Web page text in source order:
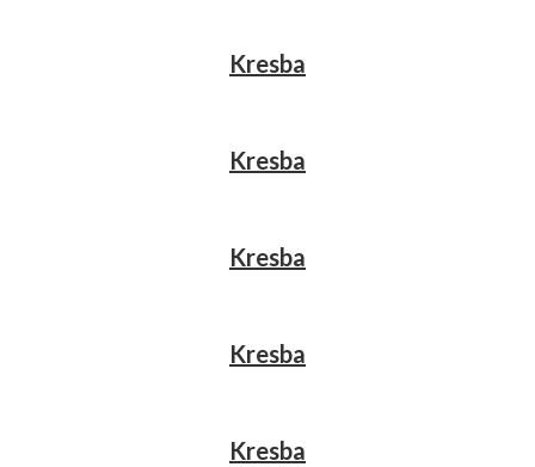
Kresba
Kresba
Kresba
Kresba
Kresba